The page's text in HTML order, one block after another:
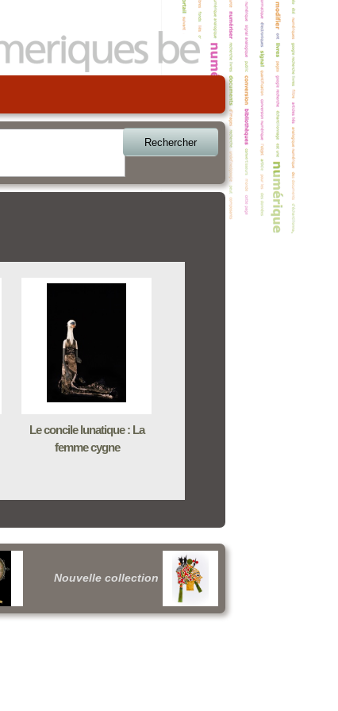
Rechercher
Le concile lunatique : La
femme cygne
Nouvelle collection